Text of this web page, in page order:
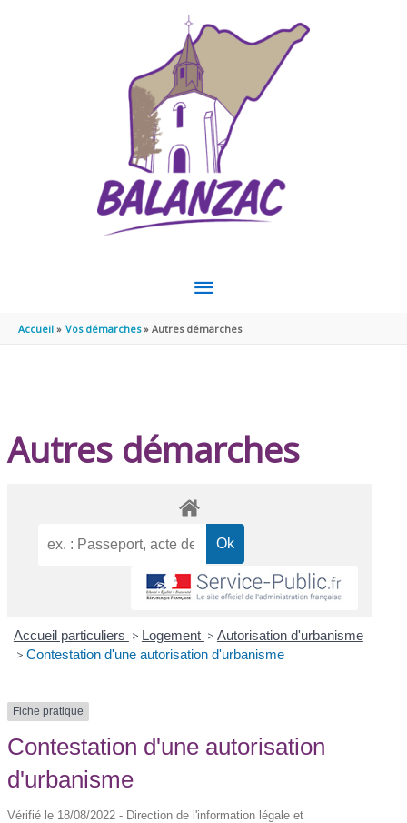
MENU
PRINCIPAL
Accueil Vos démarches Autres démarches
Autres démarches
Accueil particuliers > Logement > Autorisation d'urbanisme
> Contestation d'une autorisation d'urbanisme
Fiche pratique
Contestation d'une autorisation
d'urbanisme
Vérifié le 18/08/2022 - Direction de l'information légale et